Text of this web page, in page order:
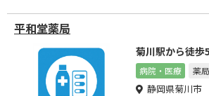
平和堂薬局
菊川駅から徒歩
病院・医療 薬
静岡県菊川市